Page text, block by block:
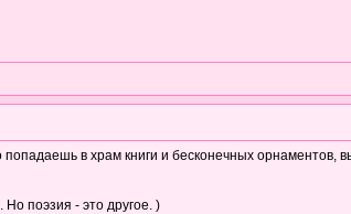
в храм книги и бесконечных орнаментов,
поэзия - это другое. )